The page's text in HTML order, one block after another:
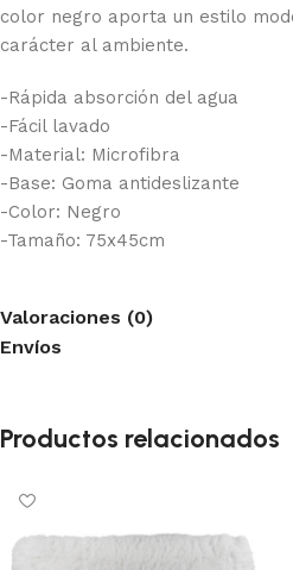
color negro aporta un estilo
carácter al ambiente.
-Rápida absorción del agua
-Fácil lavado
-Material: Microfibra
-Base: Goma antideslizante
-Color: Negro
-Tamaño: 75x45cm
Valoraciones (0)
Envíos
Productos relacionados